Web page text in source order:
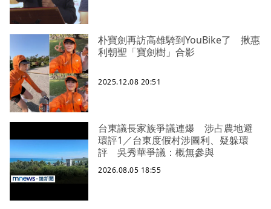
朴寶劍再訪高雄騎到YouBike了 揪惠
利朝聖「寶劍樹」合影
2025.12.08 20:51
台東議長家族爭議連爆 涉占農地避
環評1／台東度假村涉圖利、疑躲環
評 吳秀華爭議：概無參與
2026.08.05 18:55